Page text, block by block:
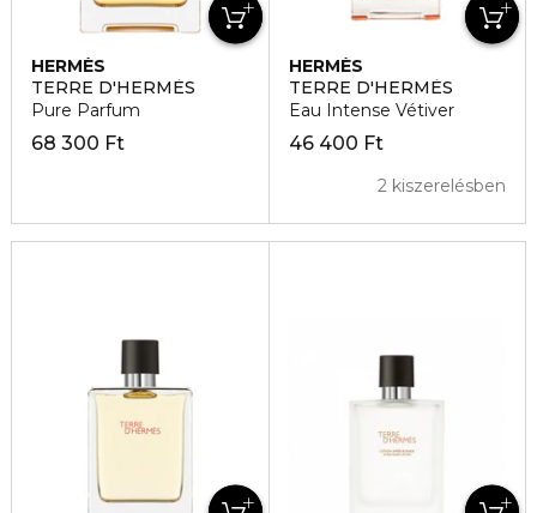
HERMÈS
TERRE D'HERMÈS
Pure Parfum
68 300 Ft
HERMÈS
TERRE D'HERMÈS
Eau Intense Vétiver
46 400 Ft
2 kiszerelésben